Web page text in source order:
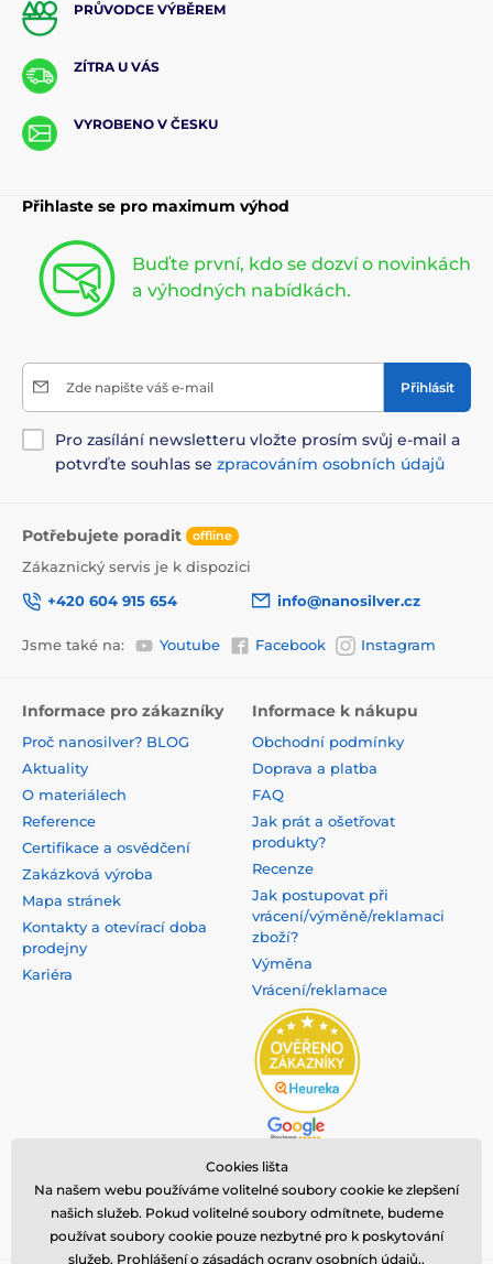
PRŮVODCE VÝBĚREM
ZÍTRA U VÁS
VYROBENO V ČESKU
Přihlaste se pro maximum výhod
Buďte první, kdo se dozví o novinkách
a výhodných nabídkách.
Zde napište váš e-mail Přihlásit
Pro zasílání newsletteru vložte prosím svůj e-mail a
potvrďte souhlas se zpracováním osobních údajů
Potřebujete poradit offline
Zákaznický servis je k dispozici
+420 604 915 654
info@nanosilver.cz
Jsme také na: Youtube Facebook Instagram
Informace pro zákazníky
Proč nanosilver? BLOG
Aktuality
O materiálech
Reference
Certifikace a osvědčení
Zakázková výroba
Mapa stránek
Kontakty a otevírací doba
prodejny
Kariéra
Informace k nákupu
Obchodní podmínky
Doprava a platba
FAQ
Jak prát a ošetřovat
produkty?
Recenze
Jak postupovat při
vrácení/výměně/reklamaci
zboží?
Výměna
Vrácení/reklamace
Cookies lišta
Na našem webu používáme volitelné soubory cookie ke zlepšení
našich služeb. Pokud volitelné soubory odmítnete, budeme
používat soubory cookie pouze nezbytné pro k poskytování
služeb. Prohlášení o zásadách ocrany osobních údajů,.